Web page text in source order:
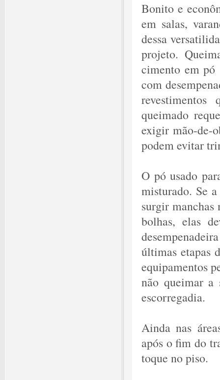
Bonito e
em salas,
dessa
projeto.
cimento em pó
com
queimado
exigir mão-de-
podem evitar
O pó usado
misturado. Se
surgir manchas
bolhas, elas
últimas etapas
equipamentos
não queimar a
escorregadia.
Ainda nas
após o fim do
toque no piso.